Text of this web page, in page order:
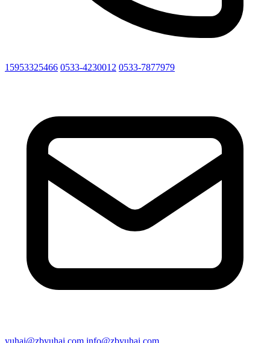
15953325466 0533-4230012 0533-7877979
yuhai@zbyuhai.com info@zbyuhai.com